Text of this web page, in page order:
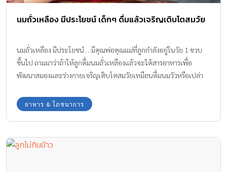
นมถั่วเหลือง มีประโยชน์ เด็กๆ ดื่มแล้วเจริญเติบโตสมวัย
นมถั่วเหลือง มีประโยชน์ …มีคุณพ่อคุณแม่ที่ลูกกำลังอยู่ในวัย 1 ขวบ
ขึ้นไป ถามมาว่าถ้าให้ลูกดื่มนมถั่วเหลืองแล้วจะได้สารอาหารเพื่อ
พัฒนาสมองและร่างกายเจริญเติบโตสมวัยเหมือนดื่มนมวัวหรือเปล่า
อาหาร & โภชนาการ